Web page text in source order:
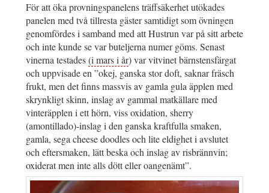
För att öka provningspanelens träffsäkerhet utökades
panelen med två tillresta gäster samtidigt som övningen
genomfördes i samband med att Hustrun var på sitt arbete
och inte kunde se var buteljerna numer göms. Senast
vinerna testades(i mars i år) var vitvinet bärnstensfärgat
och uppvisade en ”okej, ganska stor doft, saknar fräsch
frukt, men det finns massvis av gamla gula äpplen med
skrynkligt skinn, inslag av gammal matkällare med
vinteräpplen i ett hörn, viss oxidation, sherry
(amontillado)-inslag i den ganska kraftfulla smaken,
gamla, sega cheese doodles och lite eldighet i avslutet
och eftersmaken, lätt beska och inslag av risbrännvin;
oxiderat men inte alls dött eller oangenämt”.